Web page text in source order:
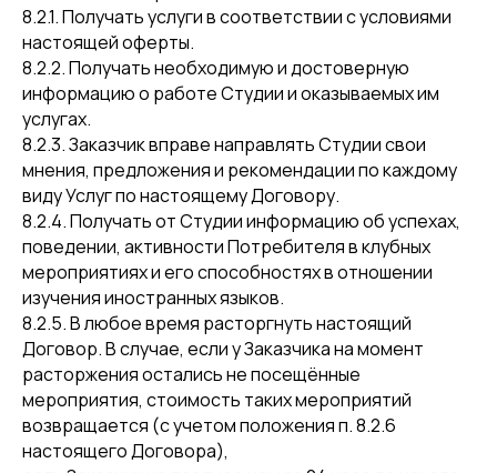
8.2.1. Получать услуги в соответствии с условиями
настоящей оферты.
8.2.2. Получать необходимую и достоверную
информацию о работе Студии и оказываемых им
услугах.
8.2.3. Заказчик вправе направлять Студии свои
мнения, предложения и рекомендации по каждому
виду Услуг по настоящему Договору.
8.2.4. Получать от Студии информацию об успехах,
поведении, активности Потребителя в клубных
мероприятиях и его способностях в отношении
изучения иностранных языков.
8.2.5. В любое время расторгнуть настоящий
Договор. В случае, если у Заказчика на момент
расторжения остались не посещённые
мероприятия, стоимость таких мероприятий
возвращается (с учетом положения п. 8.2.6
настоящего Договора),